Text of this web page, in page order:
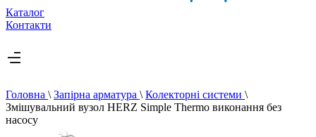
Каталог
Контакти
Головна \ Запірна арматура \ Колекторні системи \
Змішувальний вузол HERZ Simple Thermo виконання без
насосу